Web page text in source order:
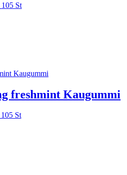
St
freshmint Kaugummi
St